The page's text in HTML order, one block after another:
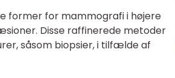
former for mammografi i højere
Disse raffinerede metoder
såsom biopsier, i tilfælde af